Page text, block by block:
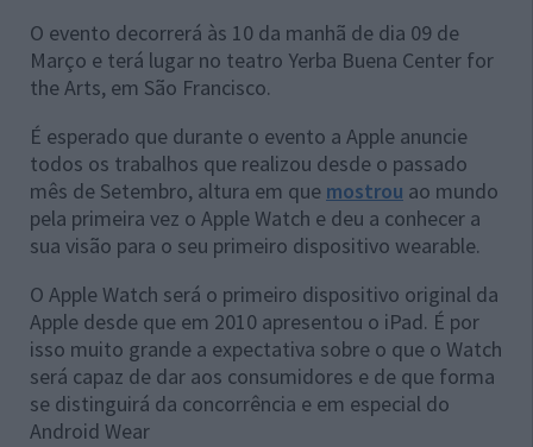
O evento decorrerá às 10 da manhã de dia 09 de
Março e terá lugar no teatro Yerba Buena Center for
the Arts, em São Francisco.
É esperado que durante o evento a Apple anuncie
todos os trabalhos que realizou desde o passado
mês de Setembro, altura em que mostrou ao mundo
pela primeira vez o Apple Watch e deu a conhecer a
sua visão para o seu primeiro dispositivo wearable.
O Apple Watch será o primeiro dispositivo original da
Apple desde que em 2010 apresentou o iPad. É por
isso muito grande a expectativa sobre o que o Watch
será capaz de dar aos consumidores e de que forma
se distinguirá da concorrência e em especial do
Android Wear